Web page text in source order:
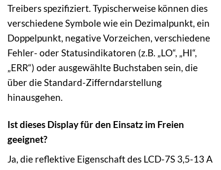
Treibers spezifiziert. Typischerweise können dies
verschiedene Symbole wie ein Dezimalpunkt, ein
Doppelpunkt, negative Vorzeichen, verschiedene
Fehler- oder Statusindikatoren (z.B. „LO“, „HI“,
„ERR“) oder ausgewählte Buchstaben sein, die
über die Standard-Zifferndarstellung
hinausgehen.
Ist dieses Display für den Einsatz im Freien
geeignet?
Ja, die reflektive Eigenschaft des LCD-7S 3,5-13 A